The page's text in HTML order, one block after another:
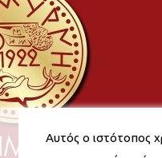
Αυτός ο ιστότοπος